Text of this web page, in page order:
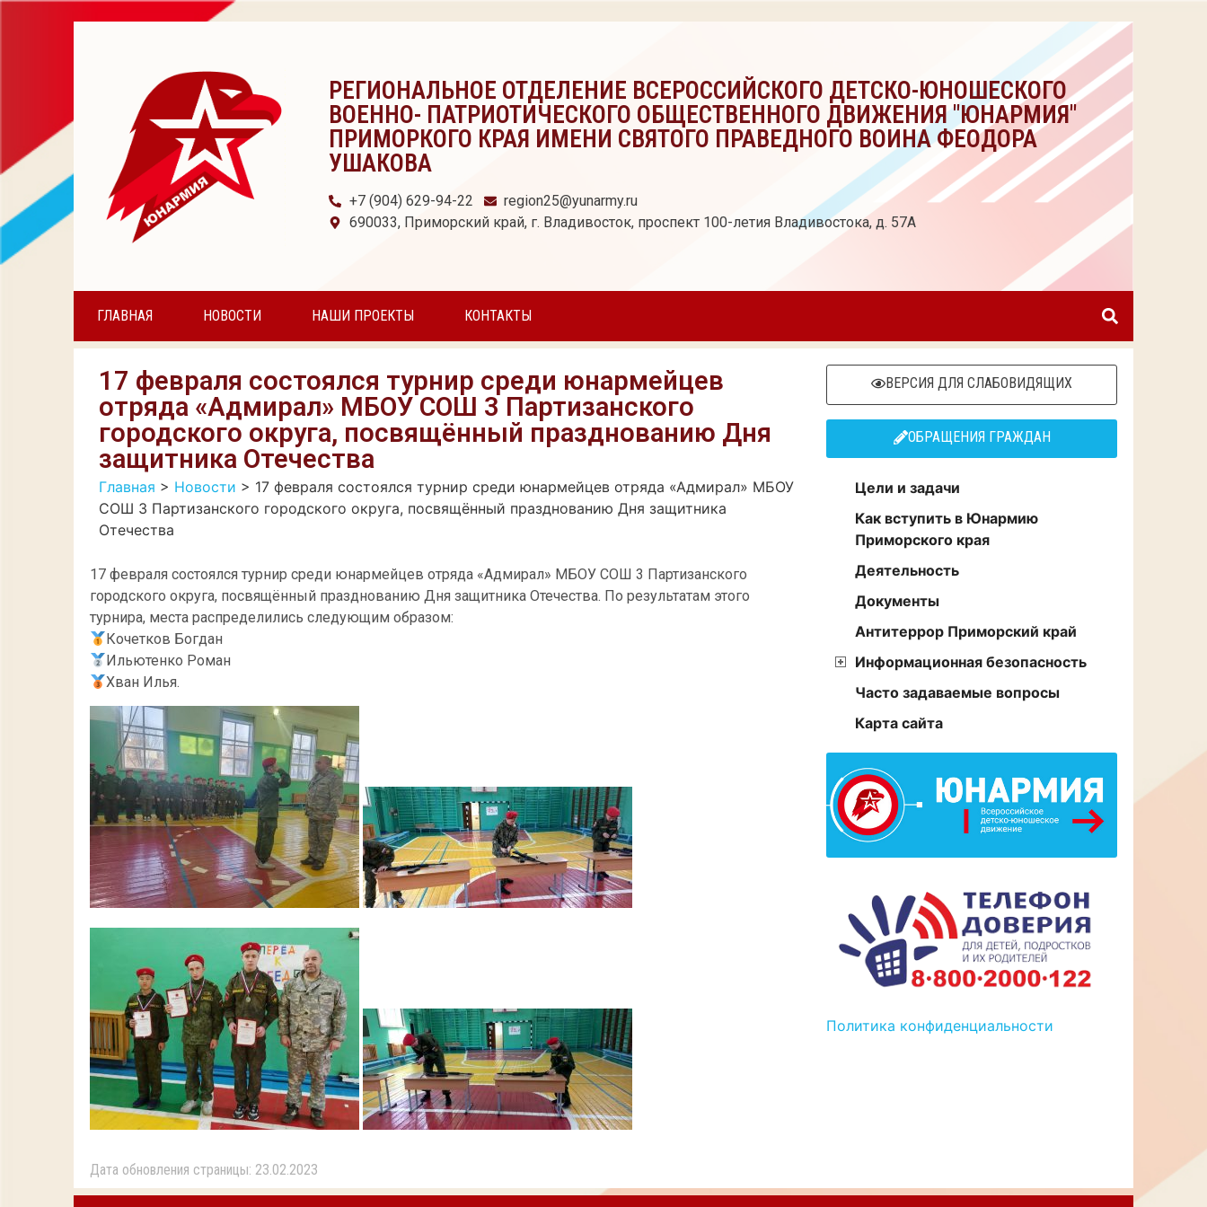
РЕГИОНАЛЬНОЕ ОТДЕЛЕНИЕ ВСЕРОССИЙСКОГО ДЕТСКО-ЮНОШЕСКОГО
ВОЕННО- ПАТРИОТИЧЕСКОГО ОБЩЕСТВЕННОГО ДВИЖЕНИЯ "ЮНАРМИЯ"
ПРИМОРКОГО КРАЯ ИМЕНИ СВЯТОГО ПРАВЕДНОГО ВОИНА ФЕОДОРА
УШАКОВА
+7 (904) 629-94-22
region25@yunarmy.ru
690033, Приморский край, г. Владивосток, проспект 100-летия Владивостока, д. 57А
ГЛАВНАЯ НОВОСТИ НАШИ ПРОЕКТЫ КОНТАКТЫ
17 февраля состоялся турнир среди юнармейцев
отряда «Адмирал» МБОУ СОШ 3 Партизанского
городского округа, посвящённый празднованию Дня
защитника Отечества
Главная > Новости > 17 февраля состоялся турнир среди юнармейцев отряда «Адмирал» МБОУ
СОШ 3 Партизанского городского округа, посвящённый празднованию Дня защитника
Отечества
17 февраля состоялся турнир среди юнармейцев отряда «Адмирал» МБОУ СОШ 3 Партизанского
городского округа, посвящённый празднованию Дня защитника Отечества. По результатам этого
турнира, места распределились следующим образом:
Кочетков Богдан
Ильютенко Роман
Хван Илья.
Дата обновления страницы: 23.02.2023
ВЕРСИЯ ДЛЯ СЛАБОВИДЯЩИХ
ОБРАЩЕНИЯ ГРАЖДАН
Цели и задачи
Как вступить в Юнармию
Приморского края
Деятельность
Документы
Антитеррор Приморский край
Информационная безопасность
Часто задаваемые вопросы
Карта сайта
Политика конфиденциальности